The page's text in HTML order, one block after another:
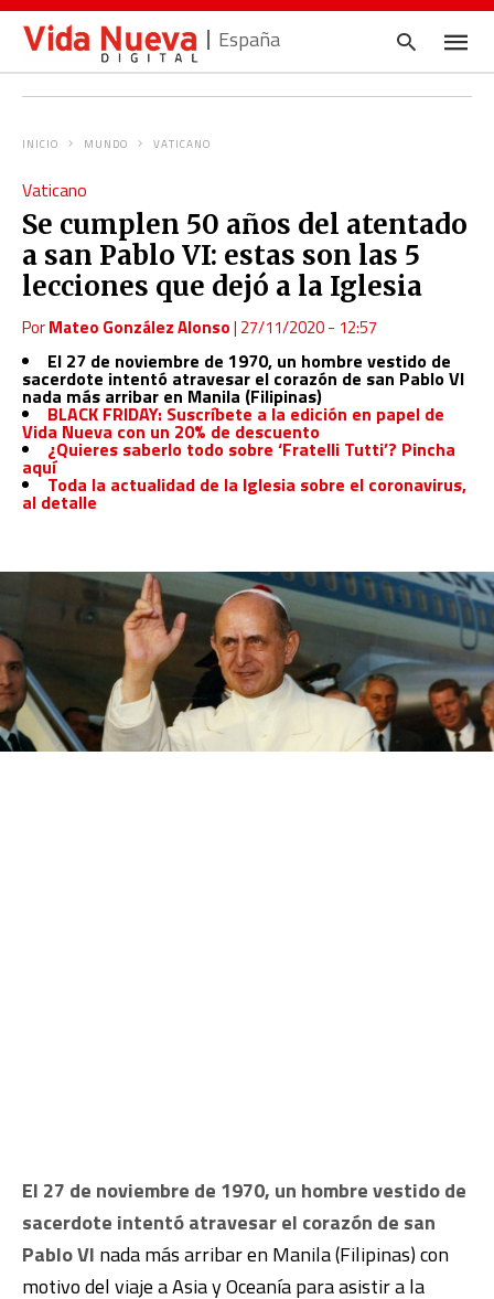
España
y
INICIO MUNDO VATICANO
Vaticano
Se cumplen 50 años del atentado
a san Pablo VI: estas son las 5
lecciones que dejó a la Iglesia
PorMateo González Alonso| 27/11/2020 - 12:57
El 27 de noviembre de 1970, un hombre vestido de
sacerdote intentó atravesar el corazón de san Pablo VI
nada más arribar en Manila (Filipinas)
BLACK FRIDAY: Suscríbete a la edición en papel de
Vida Nueva con un 20% de descuento
¿Quieres saberlo todo sobre ‘Fratelli Tutti’? Pincha
aquí
Toda la actualidad de la Iglesia sobre el coronavirus,
al detalle
El 27 de noviembre de 1970, un hombre vestido de
sacerdote intentó atravesar el corazón de san
Pablo VI nada más arribar en Manila (Filipinas) con
motivo del viaje a Asia y Oceanía para asistir a la